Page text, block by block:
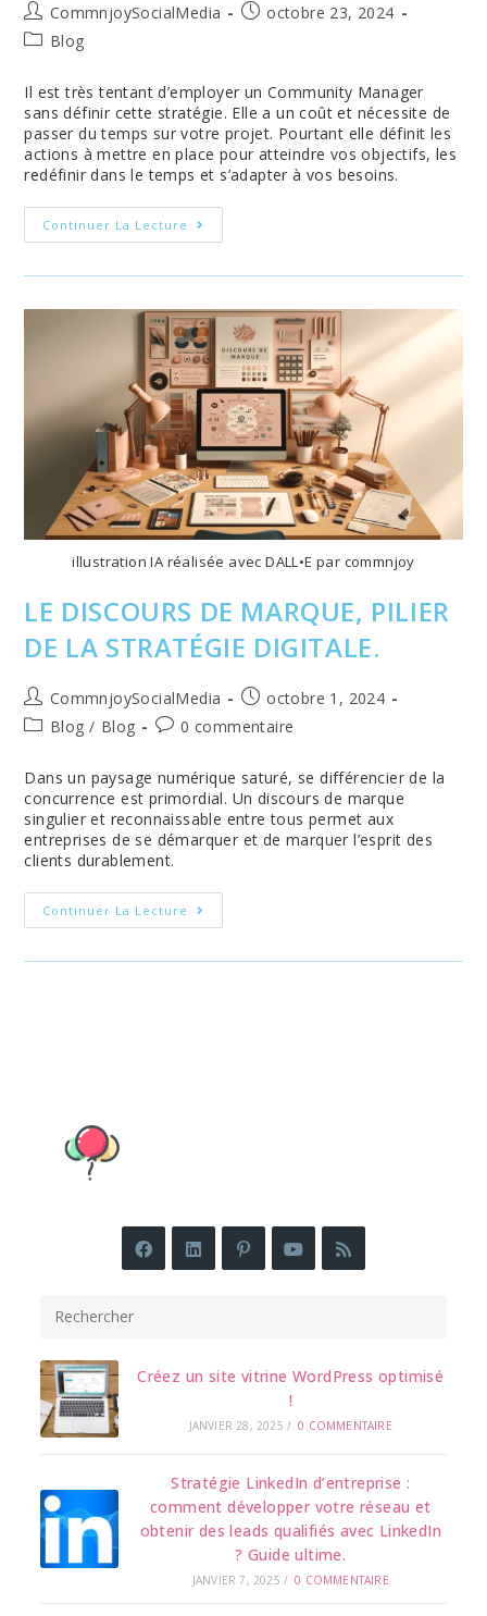
Auteur/autrice
de
CommnjoySocialMedia
Publication
octobre 23, 2024
PostBlog
Il est très tentant d’employer un Community Manager
sans définir cette stratégie. Elle a un coût et nécessite de
passer du temps sur votre projet. Pourtant elle définit les
actions à mettre en place pour atteindre vos objectifs, les
redéfinir dans le temps et s’adapter à vos besoins.
Continuer La Lecture Pourquoi
Créer
Stratégie
Animer
Les
Réseaux
Sociaux.
illustration IA réalisée avec DALL•E par commnjoy
LE DISCOURS DE MARQUE, PILIER
DE LA STRATÉGIE DIGITALE.
Auteur/autrice
de
CommnjoySocialMedia
Publication
publiée :
octobre 1, 2024
PostBlog / Blog
Commentaires
la
publication :
0 commentaire
Dans un paysage numérique saturé, se différencier de la
concurrence est primordial. Un discours de marque
singulier et reconnaissable entre tous permet aux
entreprises de se démarquer et de marquer l’esprit des
clients durablement.
Continuer La Lecture Le
Discours
Créez un site vitrine WordPress optimisé
!
JANVIER 28, 2025 / 0 COMMENTAIRE
Stratégie LinkedIn d’entreprise :
comment développer votre réseau et
obtenir des leads qualifiés avec LinkedIn
? Guide ultime.
JANVIER 7, 2025 / 0 COMMENTAIRE